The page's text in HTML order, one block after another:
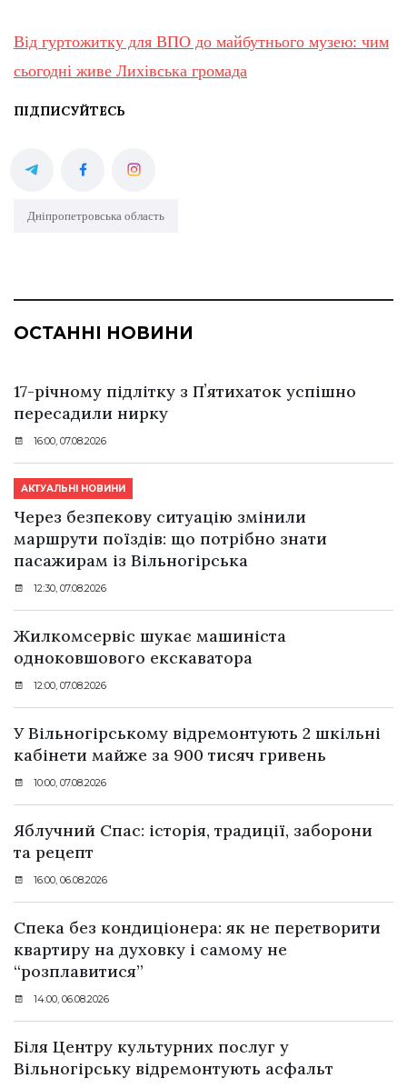
Від гуртожитку для ВПО до майбутнього музею: чим
сьогодні живе Лихівська громада
ПІДПИСУЙТЕСЬ
Дніпропетровська область
ОСТАННІ НОВИНИ
17-річному підлітку з Пʼятихаток успішно
пересадили нирку
16:00, 07.08.2026
АКТУАЛЬНІ НОВИНИ
Через безпекову ситуацію змінили
маршрути поїздів: що потрібно знати
пасажирам із Вільногірська
12:30, 07.08.2026
Жилкомсервіс шукає машиніста
одноковшового екскаватора
12:00, 07.08.2026
У Вільногірському відремонтують 2 шкільні
кабінети майже за 900 тисяч гривень
10:00, 07.08.2026
Яблучний Спас: історія, традиції, заборони
та рецепт
16:00, 06.08.2026
Спека без кондиціонера: як не перетворити
квартиру на духовку і самому не
“розплавитися”
14:00, 06.08.2026
Біля Центру культурних послуг у
Вільногірську відремонтують асфальт